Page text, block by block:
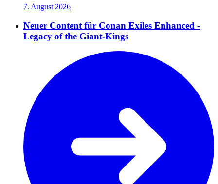
7. August 2026
Neuer Content für Conan Exiles Enhanced -
Legacy of the Giant-Kings